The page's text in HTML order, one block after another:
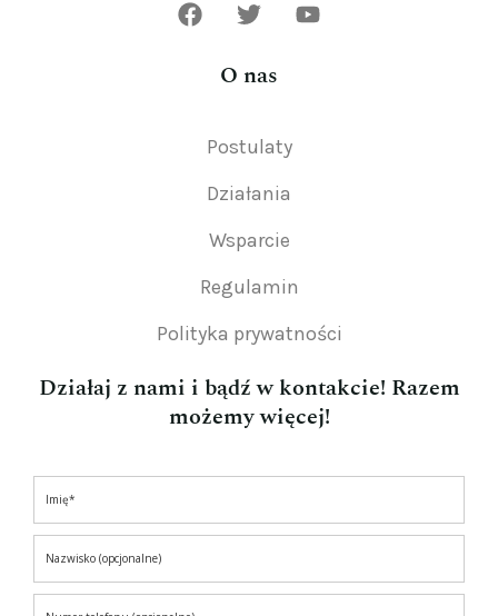
O nas
Postulaty
Działania
Wsparcie
Regulamin
Polityka prywatności
Działaj z nami i bądź w kontakcie! Razem
możemy więcej!